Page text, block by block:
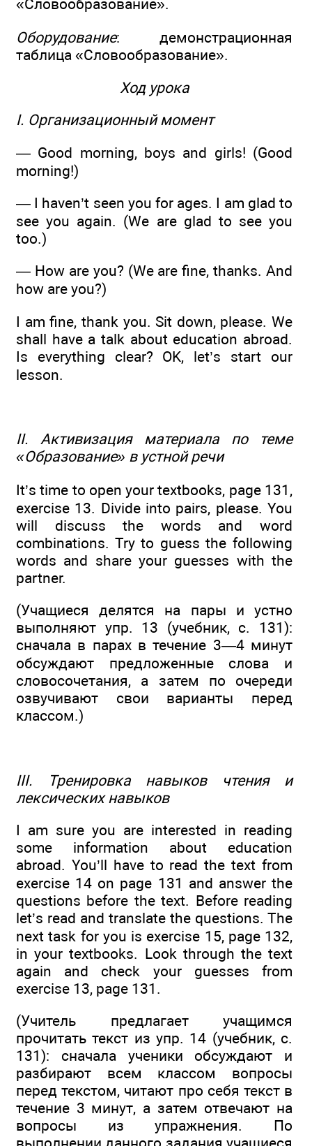
«Словообразование».
Оборудование: демонстрационная
таблица «Словообразование».
Ход урока
I. Организационный момент
— Good morning, boys and girls! (Good
morning!)
— I haven’t seen you for ages. I am glad to
see you again. (We are glad to see you
too.)
— How are you? (We are fine, thanks. And
how are you?)
I am fine, thank you. Sit down, please. We
shall have a talk about education abroad.
Is everything clear? OK, let’s start our
lesson.
II. Активизация материала по теме
«Образование» в устной речи
It’s time to open your textbooks, page 131,
exercise 13. Divide into pairs, please. You
will discuss the words and word
combinations. Try to guess the following
words and share your guesses with the
partner.
(Учащиеся делятся на пары и устно
выполняют упр. 13 (учебник, с. 131):
сначала в парах в течение 3—4 минут
обсуждают предложенные слова и
словосочетания, а затем по очереди
озвучивают свои варианты перед
классом.)
III. Тренировка навыков чтения и
лексических навыков
I am sure you are interested in reading
some information about education
abroad. You’ll have to read the text from
exercise 14 on page 131 and answer the
questions before the text. Before reading
let’s read and translate the questions. The
next task for you is exercise 15, page 132,
in your textbooks. Look through the text
again and check your guesses from
exercise 13, page 131.
(Учитель предлагает учащимся
прочитать текст из упр. 14 (учебник, с.
131): сначала ученики обсуждают и
разбирают всем классом вопросы
перед текстом, читают про себя текст в
течение 3 минут, а затем отвечают на
вопросы из упражнения. По